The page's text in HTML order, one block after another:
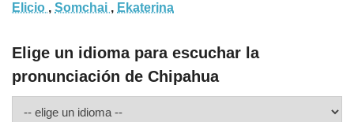
Elicio , Somchai , Ekaterina
Elige un idioma para escuchar la
pronunciación de Chipahua